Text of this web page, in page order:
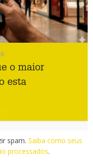
o maior
esta
spam. Saiba como seus
processados.